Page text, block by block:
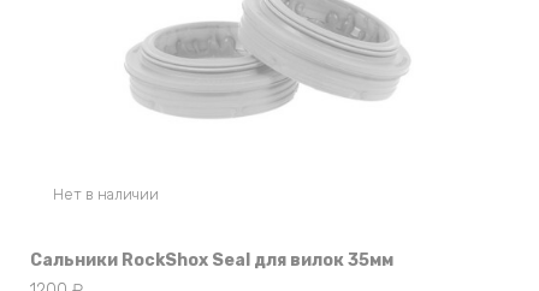
Нет в наличии
Сальники RockShox Seal для вилок 35мм